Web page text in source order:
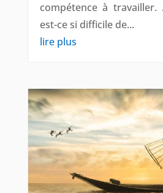
compétence à travailler.
est-ce si difficile de...
lire plus